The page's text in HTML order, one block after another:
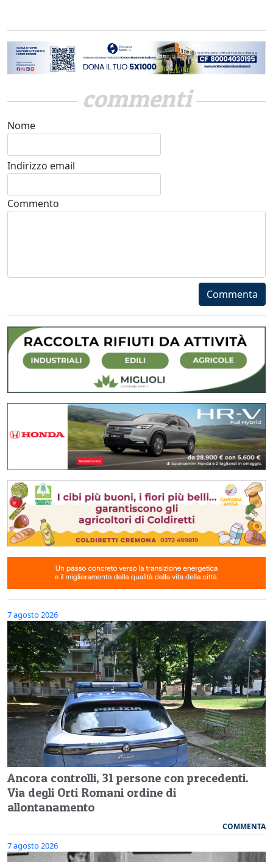
commenti
Nome
Indirizzo email
Commento
Commenta
7 agosto 2026
Ancora controlli, 31 persone con precedenti.
Via degli Orti Romani ordine di
allontanamento
COMMENTA
7 agosto 2026